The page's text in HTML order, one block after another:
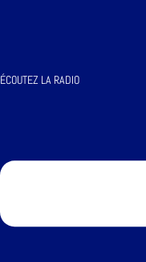
ÉCOUTEZ LA RADIO